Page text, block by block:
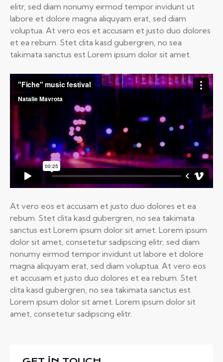
elitr, sed diam nonumy eirmod tempor invidunt ut
labore et dolore magna aliquyam erat, sed diam
voluptua. At vero eos et accusam et justo duo dolores
et ea rebum. Stet clita kasd gubergren, no sea
takimata sanctus est Lorem ipsum dolor sit amet.
At vero eos et accusam et justo duo dolores et ea
rebum. Stet clita kasd gubergren, no sea takimata
sanctus est Lorem ipsum dolor sit amet. Lorem ipsum
dolor sit amet, consetetur sadipscing elitr, sed diam
nonumy eirmod tempor invidunt ut labore et dolore
magna aliquyam erat, sed diam voluptua. At vero eos
et accusam et justo duo dolores et ea rebum. Stet
clita kasd gubergren, no sea takimata sanctus est
Lorem ipsum dolor sit amet. Lorem ipsum dolor sit
amet, consetetur sadipscing elitr.